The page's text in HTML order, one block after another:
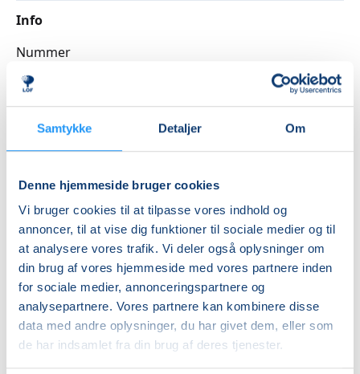
Samtykke Detaljer Om
Denne hjemmeside bruger cookies
Vi bruger cookies til at tilpasse vores indhold og
annoncer, til at vise dig funktioner til sociale medier og til
at analysere vores trafik. Vi deler også oplysninger om
din brug af vores hjemmeside med vores partnere inden
for sociale medier, annonceringspartnere og
analysepartnere. Vores partnere kan kombinere disse
data med andre oplysninger, du har givet dem, eller som
de har indsamlet fra din brug af deres tjenester.
Info
Nummer
3262533
Første mødegang
torsdag 27.08.2026, kl. 11.30 - 12.15
Sidste mødegang
torsdag 05.11.2026, kl. 11.30 - 12.15
Antal mødegange
10mødegange
Adresse
Sano, Center for Sundhed og Tr, Slagelsevej 32, 4230
Skælskør (Varmtvandsbassinet)
Se på kort
Praktiske oplysninger